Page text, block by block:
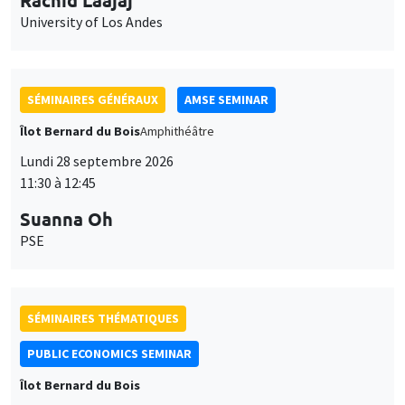
University of Los Andes
SÉMINAIRES GÉNÉRAUX
AMSE SEMINAR
Îlot Bernard du BoisAmphithéâtre
Lundi 28 septembre 2026
11:30 à 12:45
Suanna Oh
PSE
SÉMINAIRES THÉMATIQUES
PUBLIC ECONOMICS SEMINAR
Îlot Bernard du Bois